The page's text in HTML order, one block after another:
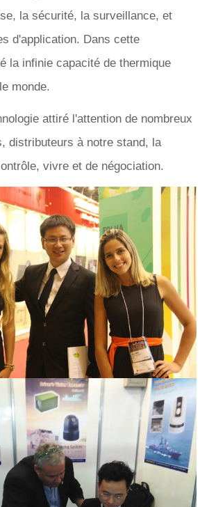
la sécurité, la surveillance, et
d'application. Dans cette
la infinie capacité de thermique
monde.
attiré l'attention de nombreux
distributeurs à notre stand, la
vivre et de négociation.